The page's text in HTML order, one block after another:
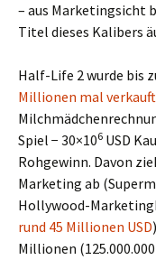
– aus Marketingsicht
Titel dieses Kalibers
Half-Life 2 wurde bis
Millionen mal verkauft
Spiel − 30×106 USD
Rohgewinn. Davon
Marketing ab
Hollywood-
rund 45 Millionen USD
Millionen